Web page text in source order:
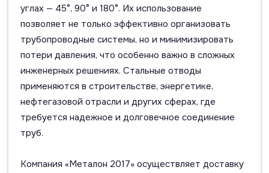
углах — 45°, 90° и 180°. Их использование
позволяет не только эффективно организовать
трубопроводные системы, но и минимизировать
потери давления, что особенно важно в сложных
инженерных решениях. Стальные отводы
применяются в строительстве, энергетике,
нефтегазовой отрасли и других сферах, где
требуется надежное и долговечное соединение
труб.
Компания «Металон 2017» осуществляет доставку